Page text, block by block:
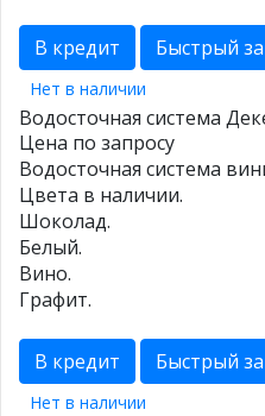
В кредит Быстрый
Нет в наличии
Водосточная система
Цена по запросу
Водосточная система
Цвета в наличии.
Шоколад.
Белый.
Вино.
Графит.
В кредит Быстрый
Нет в наличии